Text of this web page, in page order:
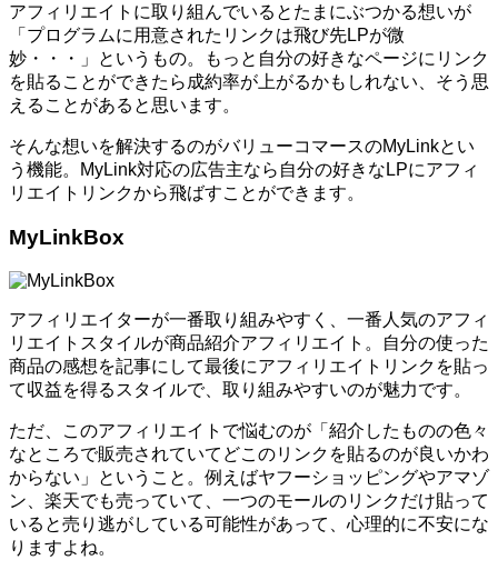
アフィリエイトに取り組んでいるとたまにぶつかる想いが
「プログラムに用意されたリンクは飛び先LPが微
妙・・・」というもの。もっと自分の好きなページにリンク
を貼ることができたら成約率が上がるかもしれない、そう思
えることがあると思います。
そんな想いを解決するのがバリューコマースのMyLinkとい
う機能。MyLink対応の広告主なら自分の好きなLPにアフィ
リエイトリンクから飛ばすことができます。
MyLinkBox
アフィリエイターが一番取り組みやすく、一番人気のアフィ
リエイトスタイルが商品紹介アフィリエイト。自分の使った
商品の感想を記事にして最後にアフィリエイトリンクを貼っ
て収益を得るスタイルで、取り組みやすいのが魅力です。
ただ、このアフィリエイトで悩むのが「紹介したものの色々
なところで販売されていてどこのリンクを貼るのが良いかわ
からない」ということ。例えばヤフーショッピングやアマゾ
ン、楽天でも売っていて、一つのモールのリンクだけ貼って
いると売り逃がしている可能性があって、心理的に不安にな
りますよね。